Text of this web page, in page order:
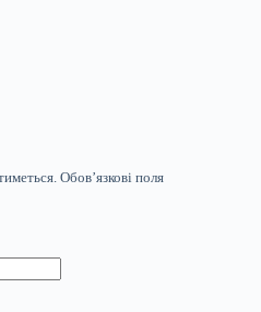
Обов’язкові поля